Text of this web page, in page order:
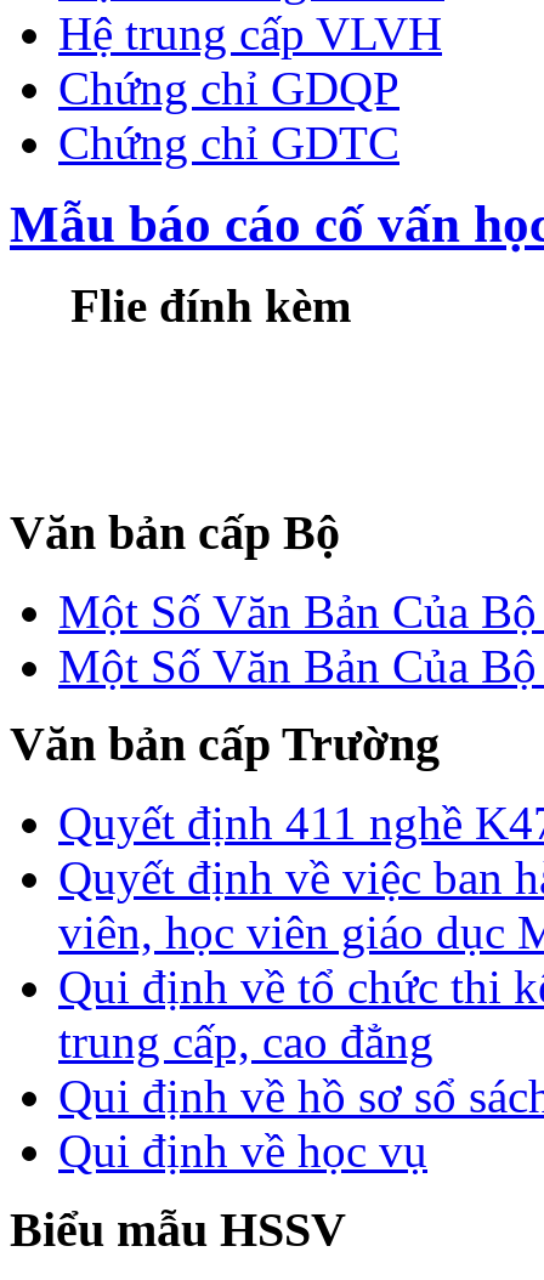
Hệ trung cấp VLVH
Chứng chỉ GDQP
Chứng chỉ GDTC
Mẫu báo cáo cố vấn
Flie đính kèm
Văn bản cấp Bộ
Một Số Văn Bản Của
Một Số Văn Bản Của
Văn bản cấp Trường
Quyết định 411 nghề
Quyết định về việc ban
viên, học viên giáo dục
Qui định về tổ chức thi
trung cấp, cao đẳng
Qui định về hồ sơ sổ
Qui định về học vụ
Biểu mẫu HSSV